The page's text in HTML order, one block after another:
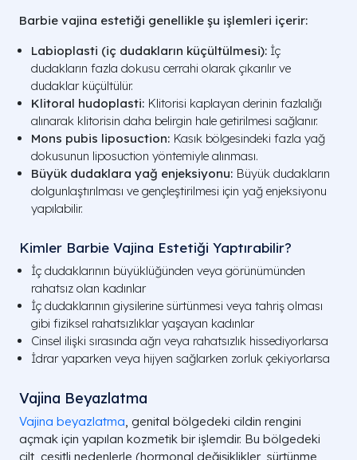
Barbie vajina estetiği genellikle şu işlemleri içerir:
Labioplasti (iç dudakların küçültülmesi): İç
dudakların fazla dokusu cerrahi olarak çıkarılır ve
dudaklar küçültülür.
Klitoral hudoplasti: Klitorisi kaplayan derinin fazlalığı
alınarak klitorisin daha belirgin hale getirilmesi sağlanır.
Mons pubis liposuction: Kasık bölgesindeki fazla yağ
dokusunun liposuction yöntemiyle alınması.
Büyük dudaklara yağ enjeksiyonu: Büyük dudakların
dolgunlaştırılması ve gençleştirilmesi için yağ enjeksiyonu
yapılabilir.
Kimler Barbie Vajina Estetiği Yaptırabilir?
İç dudaklarının büyüklüğünden veya görünümünden
rahatsız olan kadınlar
İç dudaklarının giysilerine sürtünmesi veya tahriş olması
gibi fiziksel rahatsızlıklar yaşayan kadınlar
Cinsel ilişki sırasında ağrı veya rahatsızlık hissediyorlarsa
İdrar yaparken veya hijyen sağlarken zorluk çekiyorlarsa
Vajina Beyazlatma​
Vajina beyazlatma, genital bölgedeki cildin rengini
açmak için yapılan kozmetik bir işlemdir. Bu bölgedeki
cilt, çeşitli nedenlerle (hormonal değişiklikler, sürtünme,